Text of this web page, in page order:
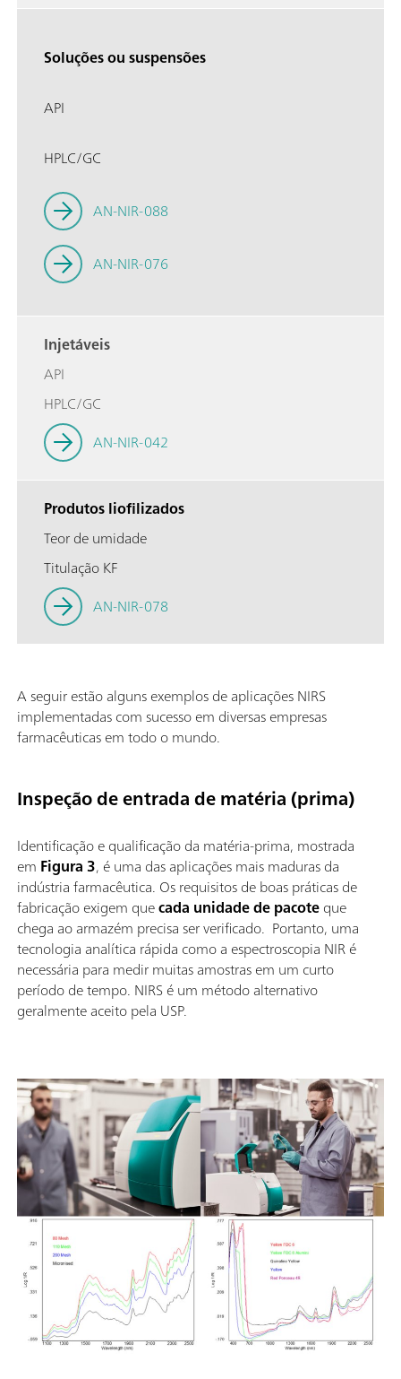
Soluções ou suspensões
API
HPLC/GC
AN-NIR-088
AN-NIR-076
Injetáveis
API
HPLC/GC
AN-NIR-042
Produtos liofilizados
Teor de umidade
Titulação KF
AN-NIR-078
A seguir estão alguns exemplos de aplicações NIRS
implementadas com sucesso em diversas empresas
farmacêuticas em todo o mundo.
Inspeção de entrada de matéria (prima)
Identificação e qualificação da matéria-prima, mostrada
em Figura 3, é uma das aplicações mais maduras da
indústria farmacêutica. Os requisitos de boas práticas de
fabricação exigem quecada unidade de pacoteque
chega ao armazém precisa ser verificado. Portanto, uma
tecnologia analítica rápida como a espectroscopia NIR é
necessária para medir muitas amostras em um curto
período de tempo. NIRS é um método alternativo
geralmente aceito pela USP.